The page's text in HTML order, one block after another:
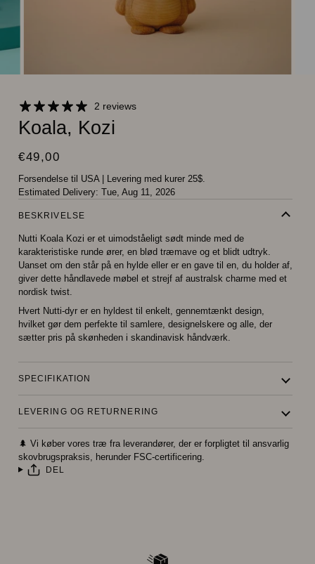
2 reviews
Koala, Kozi
€49,00
Forsendelse til USA | Levering med kurer 25$.
Estimated Delivery: Tue, Aug 11, 2026
BESKRIVELSE
Nutti Koala Kozi er et uimodståeligt sødt minde med de
karakteristiske runde ører, en blød træmave og et blidt udtryk.
Uanset om den står på en hylde eller er en gave til en, du holder af,
giver dette håndlavede møbel et strejf af australsk charme med et
nordisk twist.
Hvert Nutti-dyr er en hyldest til enkelt, gennemtænkt design,
hvilket gør dem perfekte til samlere, designelskere og alle, der
sætter pris på skønheden i skandinavisk håndværk.
SPECIFIKATION
LEVERING OG RETURNERING
🌲 Vi køber vores træ fra leverandører, der er forpligtet til ansvarlig
skovbrugspraksis, herunder FSC-certificering.
DEL